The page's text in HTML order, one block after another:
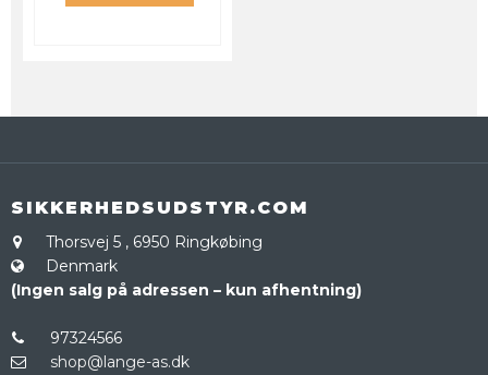
SIKKERHEDSUDSTYR.COM
Thorsvej 5 , 6950 Ringkøbing
Denmark
(Ingen salg på adressen – kun afhentning)
97324566
shop@lange-as.dk